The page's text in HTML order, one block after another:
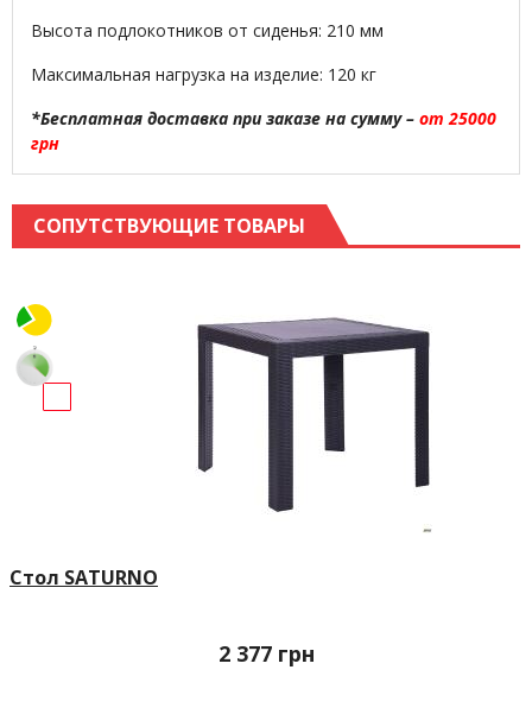
Высота подлокотников от сиденья: 210 мм
Максимальная нагрузка на изделие: 120 кг
*Бесплатная доставка при заказе на сумму – от 25000
грн
СОПУТСТВУЮЩИЕ ТОВАРЫ
Стол SATURNO
2 377 грн